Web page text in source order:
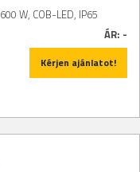
W, COB-LED, IP65
ÁR: -
Kérjen ajánlatot!